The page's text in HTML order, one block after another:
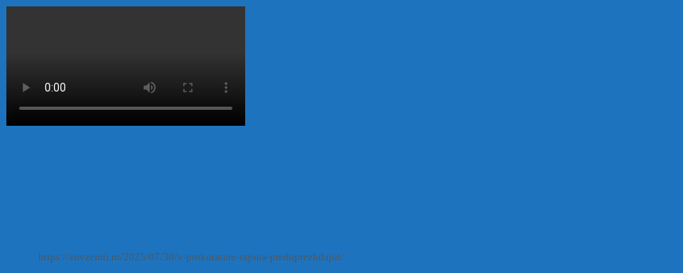
https://zovzemli.ru/2025/07/30/v-prokurature-rajona-preduprezhdajut/